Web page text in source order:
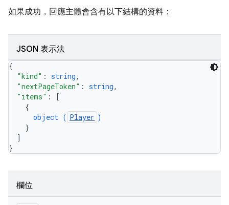
如果成功，回應主體會含有以下結構的資料：
JSON 表示法
{
"kind" : string,
"nextPageToken" : string,
"items" :
[
{
object ( Player )
}
]
}
欄位